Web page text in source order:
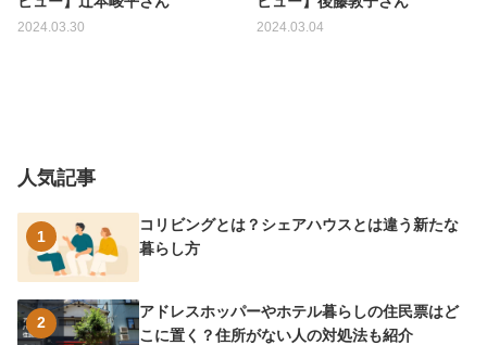
2024.03.30 2024.03.04
人気記事
1
コリビングとは？シェアハウスとは違う新たな
暮らし方
2
アドレスホッパーやホテル暮らしの住民票はど
こに置く？住所がない人の対処法も紹介